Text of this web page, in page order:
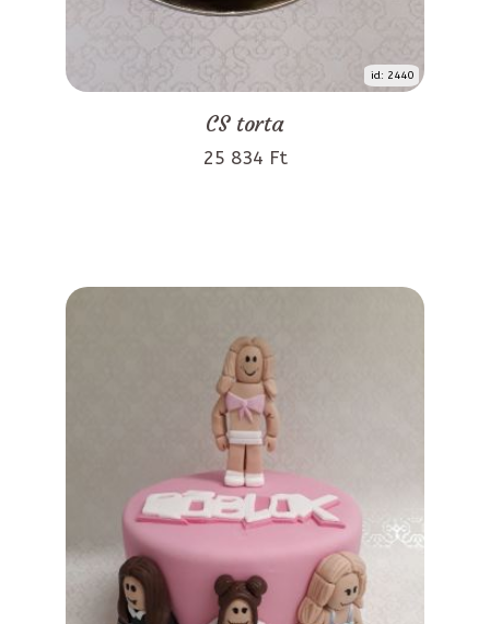
id: 2440
CS torta
25 834 Ft